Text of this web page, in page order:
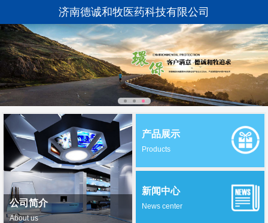
济南德诚和牧医药科技有限公司
公司简介
About us
产品展示
Products
新闻中心
News center